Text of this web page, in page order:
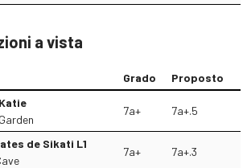
a vista
Grado Proposto
7a+ 7a+.5
de Sikati L1
7a+ 7a+.3